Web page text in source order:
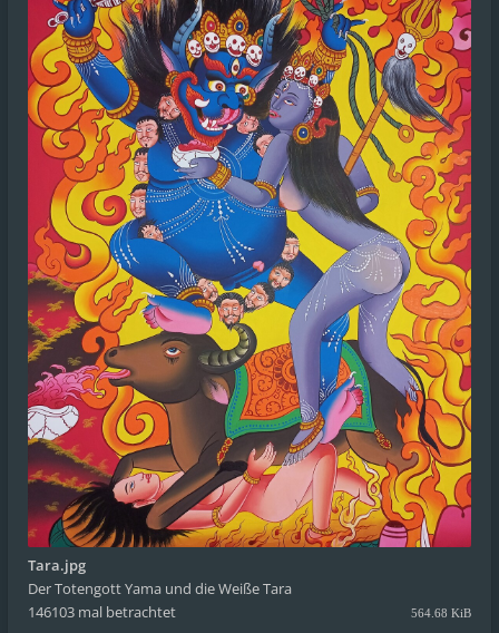
Tara.jpg
Der Totengott Yama und die Weiße Tara
146103 mal betrachtet
564.68 KiB